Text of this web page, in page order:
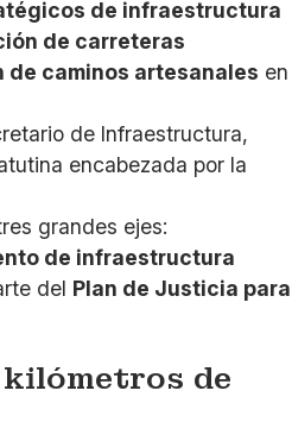
de infraestructura
de carreteras
caminos artesanales en
de Infraestructura,
encabezada por la
grandes ejes:
de infraestructura
del Plan de Justicia para
de